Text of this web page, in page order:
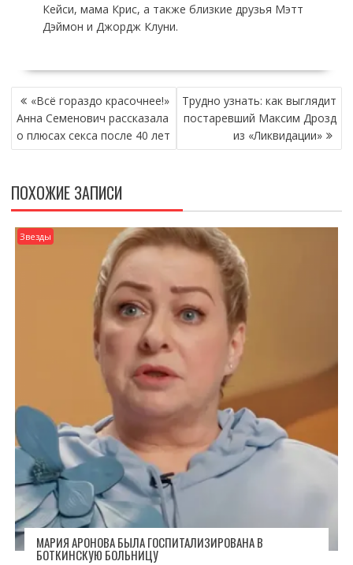
Кейси, мама Крис, а также близкие друзья Мэтт
Дэймон и Джордж Клуни.
НАВИГАЦИЯ
ПО
ЗАПИСЯМ
«Всё гораздо красочнее!»
Анна Семенович рассказала
о плюсах секса после 40 лет
Трудно узнать: как выглядит
постаревший Максим Дрозд
из «Ликвидации»
ПОХОЖИЕ ЗАПИСИ
Звезды
МАРИЯ АРОНОВА БЫЛА ГОСПИТАЛИЗИРОВАНА В
БОТКИНСКУЮ БОЛЬНИЦУ